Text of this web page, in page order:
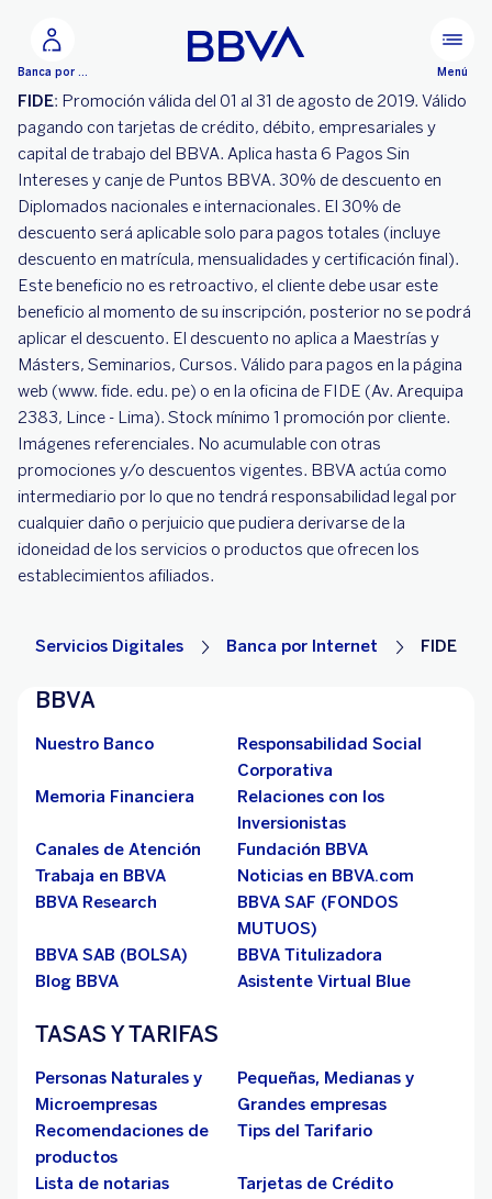
Banca por Internet Menú
FIDE: Promoción válida del 01 al 31 de agosto de 2019. Válido
pagando con tarjetas de crédito, débito, empresariales y
capital de trabajo del BBVA. Aplica hasta 6 Pagos Sin
Intereses y canje de Puntos BBVA. 30% de descuento en
Diplomados nacionales e internacionales. El 30% de
descuento será aplicable solo para pagos totales (incluye
descuento en matrícula, mensualidades y certificación final).
Este beneficio no es retroactivo, el cliente debe usar este
beneficio al momento de su inscripción, posterior no se podrá
aplicar el descuento. El descuento no aplica a Maestrías y
Másters, Seminarios, Cursos. Válido para pagos en la página
web (www. fide. edu. pe) o en la oficina de FIDE (Av. Arequipa
2383, Lince - Lima). Stock mínimo 1 promoción por cliente.
Imágenes referenciales. No acumulable con otras
promociones y/o descuentos vigentes. BBVA actúa como
intermediario por lo que no tendrá responsabilidad legal por
cualquier daño o perjuicio que pudiera derivarse de la
idoneidad de los servicios o productos que ofrecen los
establecimientos afiliados.
Servicios Digitales Banca por Internet FIDE
BBVA
Nuestro Banco
Responsabilidad Social
Corporativa
Memoria Financiera
Relaciones con los
Inversionistas
Canales de Atención
Fundación BBVA
Trabaja en BBVA
Noticias en BBVA.com
BBVA Research
BBVA SAF (FONDOS
MUTUOS)
BBVA SAB (BOLSA)
BBVA Titulizadora
Blog BBVA
Asistente Virtual Blue
TASAS Y TARIFAS
Personas Naturales y
Microempresas
Pequeñas, Medianas y
Grandes empresas
Recomendaciones de
productos
Tips del Tarifario
Lista de notarias
Tarjetas de Crédito